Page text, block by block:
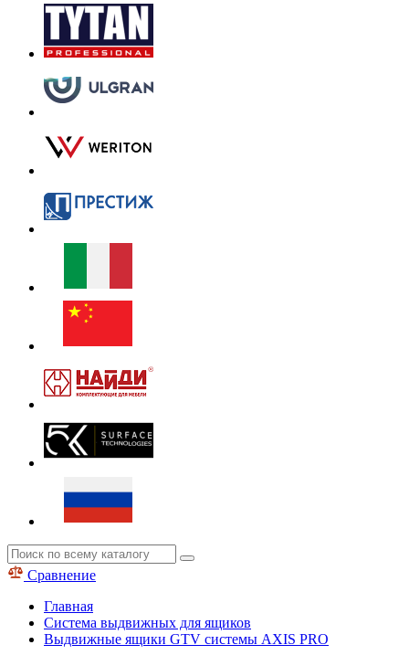
Сравнение
Главная
Система выдвижных для ящиков
Выдвижные ящики GTV системы AXIS PRO